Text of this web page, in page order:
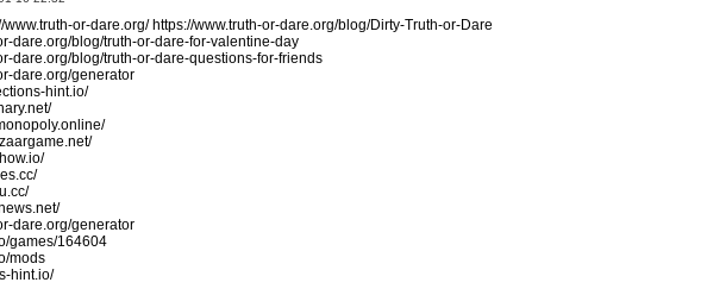
www.truth-or-dare.org/ https://www.truth-or-dare.org/blog/Dirty-Truth-or-Dare
dare.org/blog/truth-or-dare-for-valentine-day
dare.org/blog/truth-or-dare-questions-for-friends
dare.org/generator
hint.io/
dare.org/generator
games/164604
mods
hint.io/